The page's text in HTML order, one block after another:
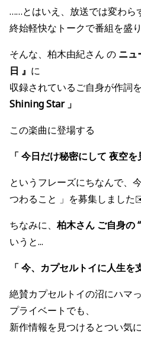
……とはいえ、放送では変わら
終始軽快なトークで番組を盛
そんな、柏木由紀さん の ニュ
日 』 に
収録されているご自身が作詞
Shining Star 」
この楽曲に登場する
「 今日だけ秘密にして 夜空を
というフレーズにちなんで、
つわること 」を募集しまし
ちなみに、柏木さん ご自身の
いうと...
「 今、カプセルトイに人生を
絶賛カプセルトイの沼にハマ
プライベートでも、
新作情報を見つけるとつい気